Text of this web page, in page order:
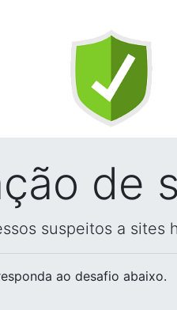
de
suspeitos a sites
ao desafio abaixo.